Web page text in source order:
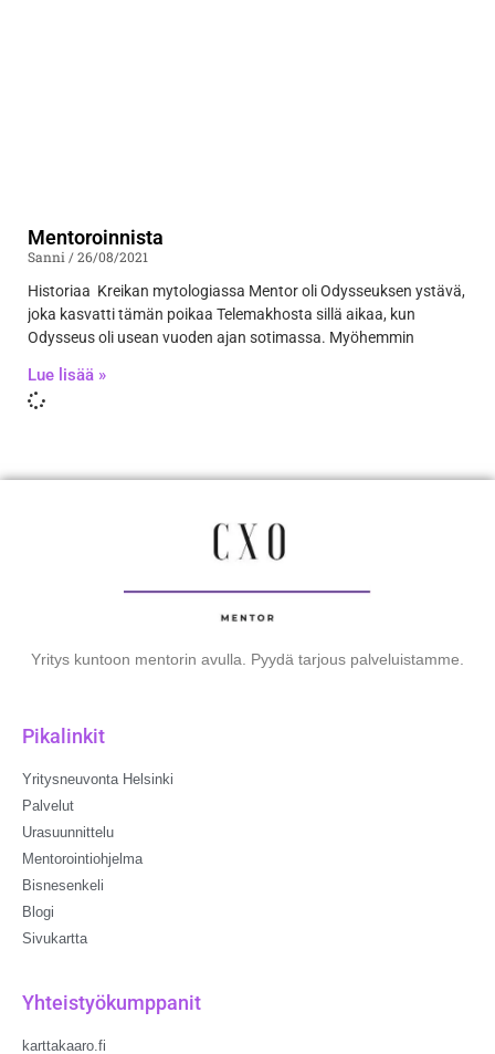
Mentoroinnista
Sanni
26/08/2021
Historiaa Kreikan mytologiassa Mentor oli Odysseuksen ystävä,
joka kasvatti tämän poikaa Telemakhosta sillä aikaa, kun
Odysseus oli usean vuoden ajan sotimassa. Myöhemmin
Lue lisää »
Yritys kuntoon mentorin avulla. Pyydä tarjous palveluistamme.
Pikalinkit
Yritysneuvonta Helsinki
Palvelut
Urasuunnittelu
Mentorointiohjelma
Bisnesenkeli
Blogi
Sivukartta
Yhteistyökumppanit
karttakaaro.fi